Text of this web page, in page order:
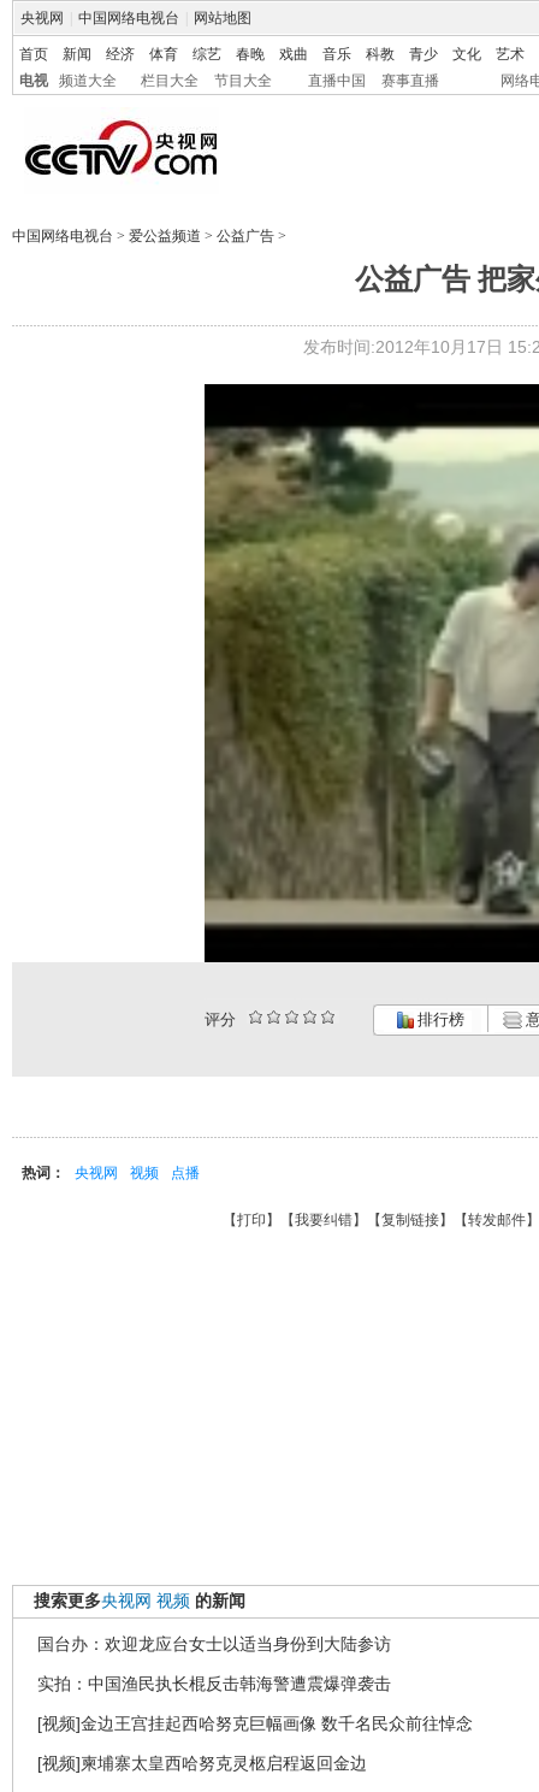
央视网 中国网络电视台 网站地图
首页 新闻 经济 体育 综艺 春晚 戏曲 音乐 科教 青少 文化
艺术
电视
频道大全 栏目大全 节目大全 直播中国 赛事直播 网络
中国网络电视台 > 爱公益频道 > 公益广告 >
公益广告 把
发布时间:2012年10月17日
评分 排行榜
热词： 央视网 视频 点播
【打印 】【我要纠错】【复制链接】【转发邮件
搜索更多央视网 视频 的新闻
国台办：欢迎龙应台女士以适当身份到大陆参访
实拍：中国渔民执长棍反击韩海警遭震爆弹袭击
[视频]金边王宫挂起西哈努克巨幅画像 数千名民众前往悼念
[视频]柬埔寨太皇西哈努克灵柩启程返回金边